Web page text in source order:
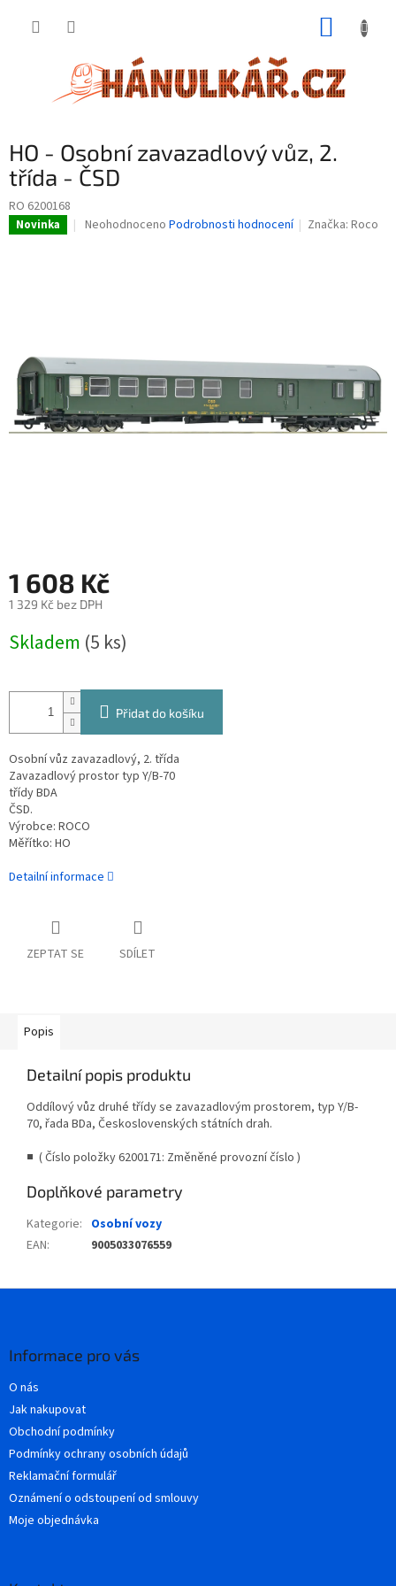
HO - Osobní zavazadlový vůz, 2.
třída - ČSD
RO 6200168
Novinka
Průměrné
Neohodnoceno Podrobnosti hodnocení Značka:Roco
1 608 Kč
1 329 Kč bez DPH
cena:
Skladem (5 ks)
Přidat do košíku
Osobní vůz zavazadlový, 2. třída
Zavazadlový prostor typ Y/B-70
třídy BDA
ČSD.
Výrobce: ROCO
Měřítko: HO
Detailní informace
ZEPTAT SE SDÍLET
Popis
Detailní popis produktu
Oddílový vůz druhé třídy se zavazadlovým prostorem, typ Y/B-
70, řada BDa, Československých státních drah.
■ ( Číslo položky 6200171: Změněné provozní číslo )
Doplňkové parametry
Kategorie: Osobní vozy
EAN: 9005033076559
Informace pro vás
O nás
Jak nakupovat
Obchodní podmínky
Podmínky ochrany osobních údajů
Reklamační formulář
Oznámení o odstoupení od smlouvy
Moje objednávka